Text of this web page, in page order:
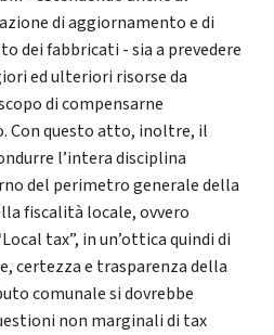
di aggiornamento e di
dei fabbricati - sia a prevedere
ed ulteriori risorse da
di compensarne
Con questo atto, inoltre, il
l’intera disciplina
del perimetro generale della
fiscalità locale, ovvero
tax”, in un’ottica quindi di
certezza e trasparenza della
comunale si dovrebbe
non marginali di tax